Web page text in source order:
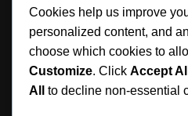
model
Die mitte
Cookies help us improve
personalized content, and
choose which cookies to
Customize. Click Accept All
All
to decline non-essential